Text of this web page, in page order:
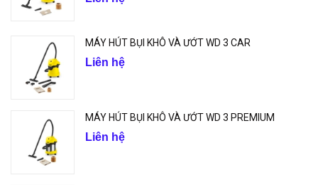
MÁY HÚT BỤI KHÔ VÀ ƯỚT WD 3 CAR
Liên hệ
MÁY HÚT BỤI KHÔ VÀ ƯỚT WD 3 PREMIUM
Liên hệ